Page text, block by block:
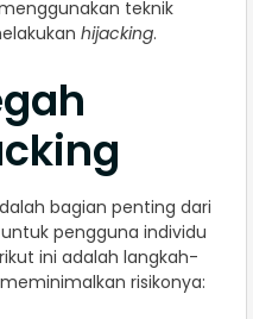
teknik
hijacking.
bagian penting dari
pengguna individu
ini adalah langkah-
risikonya: